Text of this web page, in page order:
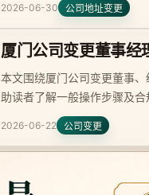
2026-06-30 公司地址变更
厦门公司变更董事经
本文围绕厦门公司变更董事
助读者了解一般操作步骤及合
2026-06-22 公司变更